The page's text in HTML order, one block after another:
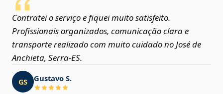
Contratei o serviço e fiquei muito satisfeito.
Profissionais organizados, comunicação clara e
transporte realizado com muito cuidado no José de
Anchieta, Serra‑ES.
GS Gustavo S.